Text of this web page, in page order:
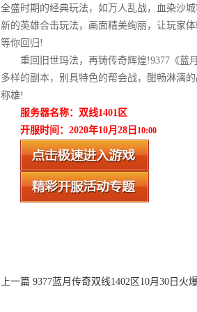
全盛时期的经典玩法，如万人乱战，血染沙
新的英雄合击玩法，画面精美绚丽，让玩家
等你回归!
重回旧世玛法，再铸传奇辉煌!9377《蓝
多样的副本，别具特色的帮会战，酣畅淋漓
称雄!
服务器名称：双线1401 区
开服时间：2020年10月28 日 10:00
上一篇 9377蓝月传奇双线1402区10月30日火